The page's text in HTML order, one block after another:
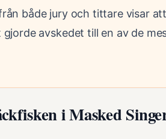
både jury och tittare visar
avskedet till en av de
i Masked